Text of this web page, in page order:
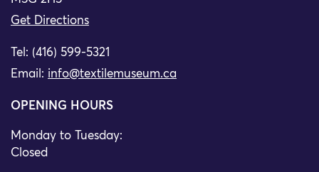
Get Directions
Tel: (416) 599-5321
Email: info@textilemuseum.ca
OPENING HOURS
Monday to Tuesday:
Closed